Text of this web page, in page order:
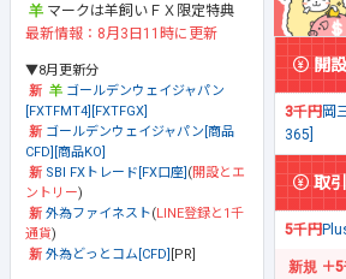
マークは羊飼いＦＸ限定特典
最新情報：8月3日11時に更新
▼8月更新分
ゴールデンウェイジャパン
[FXTFMT4][FXTFGX]
ゴールデンウェイジャパン[商品
CFD][商品KO]
SBI FXトレード[FX口座] (開設とエ
ントリー)
外為ファイネスト(LINE登録と1千
通貨)
外為どっとコム[CFD] [PR]
開
3千円岡
365]
取
5千円
＋